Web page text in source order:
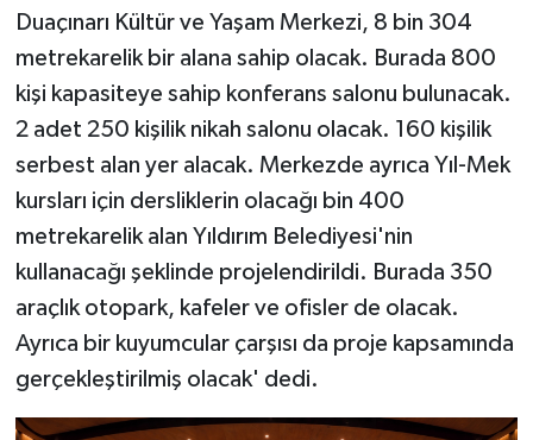
Duaçınarı Kültür ve Yaşam Merkezi, 8 bin 304
metrekarelik bir alana sahip olacak. Burada 800
kişi kapasiteye sahip konferans salonu bulunacak.
2 adet 250 kişilik nikah salonu olacak. 160 kişilik
serbest alan yer alacak. Merkezde ayrıca Yıl-Mek
kursları için dersliklerin olacağı bin 400
metrekarelik alan Yıldırım Belediyesi'nin
kullanacağı şeklinde projelendirildi. Burada 350
araçlık otopark, kafeler ve ofisler de olacak.
Ayrıca bir kuyumcular çarşısı da proje kapsamında
gerçekleştirilmiş olacak' dedi.